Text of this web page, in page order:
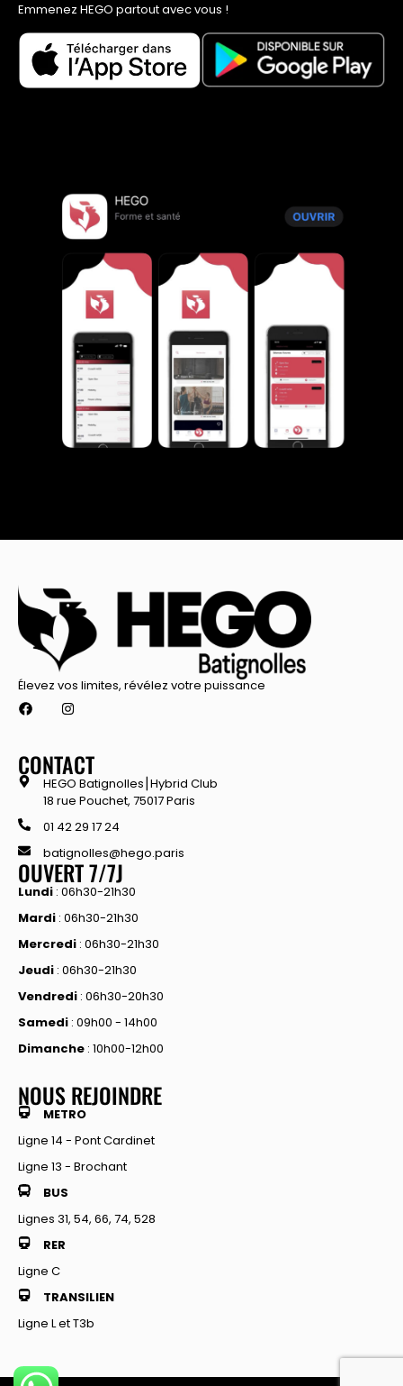
Emmenez HEGO partout avec vous !
Élevez vos limites, révélez votre puissance
CONTACT
HEGO Batignolles⎮Hybrid Club
18 rue Pouchet, 75017 Paris
01 42 29 17 24
batignolles@hego.paris
OUVERT 7/7J
Lundi : 06h30-21h30
Mardi : 06h30-21h30
Mercredi : 06h30-21h30
Jeudi : 06h30-21h30
Vendredi : 06h30-20h30
Samedi : 09h00 - 14h00
Dimanche : 10h00-12h00
NOUS REJOINDRE
METRO
Ligne 14 - Pont Cardinet
Ligne 13 - Brochant
BUS
Lignes 31, 54, 66, 74, 528
RER
Ligne C
TRANSILIEN
Ligne L et T3b